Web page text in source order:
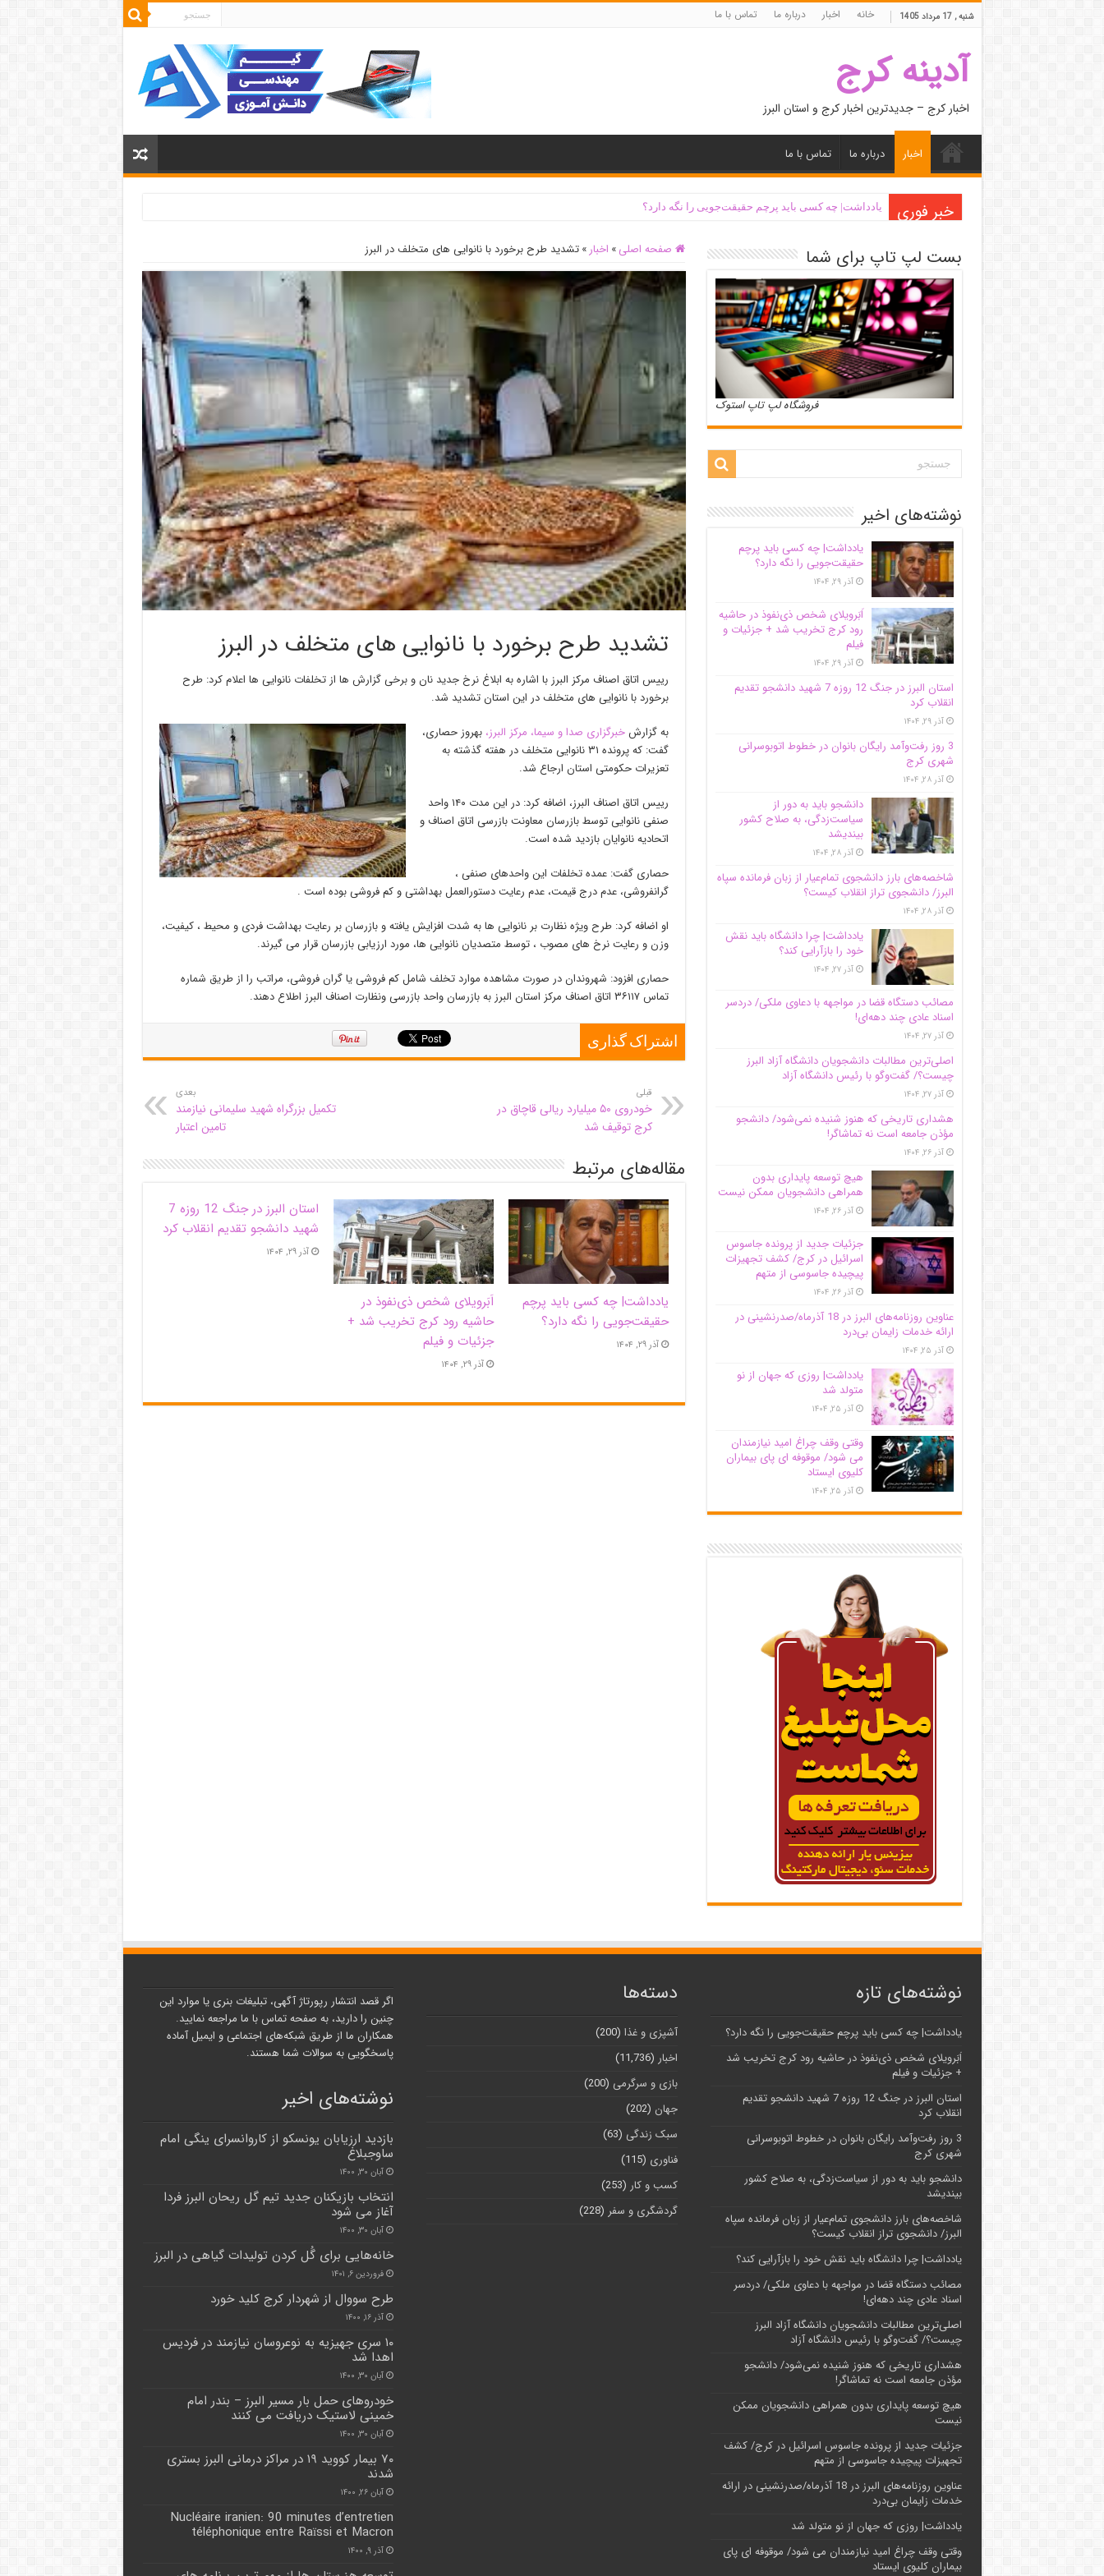
شنبه , 17 مرداد 1405 خانه اخبار درباره ما تماس با ما
آدینه کرج
اخبار کرج – جدیدترین اخبار کرج و استان البرز
اخبار درباره ما تماس با ما
خبر فوری یادداشت| ‌چه کسی باید پرچم حقیقت‌جویی را نگه دارد؟
صفحه اصلی » اخبار » تشدید طرح برخورد با نانوایی های متخلف در البرز
تشدید طرح برخورد با نانوایی های متخلف در البرز
رییس اتاق اصناف مرکز البرز با اشاره به ابلاغ نرخ جدید نان و برخی گزارش ها از تخلفات نانوایی ها اعلام کرد: طرح
برخورد با نانوایی های متخلف در این استان تشدید شد.
به گزارشخبرگزاری صدا و سیما، مرکز البرز، بهروز حصاری،
گفت: که پرونده ۳۱ نانوایی متخلف در هفته گذشته به
تعزیرات حکومتی استان ارجاع شد.
رییس اتاق اصناف البرز، اضافه کرد: در این مدت ۱۴۰ واحد
صنفی نانوایی توسط بازرسان معاونت بازرسی اتاق اصناف و
اتحادیه نانوایان بازدید شده است.
حصاری گفت: عمده تخلفات این واحدهای صنفی ،
گرانفروشی، عدم درج قیمت، عدم رعایت دستورالعمل بهداشتی و کم فروشی بوده است .
او اضافه کرد: طرح ویژه نظارت بر نانوایی ها به شدت افزایش یافته و بازرسان بر رعایت بهداشت فردی و محیط ، کیفیت،
وزن و رعایت نرخ های مصوب ، توسط متصدیان نانوایی ها، مورد ارزیابی بازرسان قرار می گیرند.
حصاری افزود: شهروندان در صورت مشاهده موارد تخلف شامل کم فروشی یا گران فروشی، مراتب را از طریق شماره
تماس ۳۶۱۱۷ اتاق اصناف مرکز استان البرز به بازرسان واحد بازرسی ونظارت اصناف البرز اطلاع دهند.
اشتراک گذاری
قبلی
خودروی ۵۰ میلیارد ریالی قاچاق در
کرج توقیف شد
بعدی
تکمیل بزرگراه شهید سلیمانی نیازمند
تامین اعتبار
مقاله‌های مرتبط
یادداشت| ‌چه کسی باید پرچم
حقیقت‌جویی را نگه دارد؟
آذر ۲۹, ۱۴۰۴
اَبَر‌ویلای شخص ذی‌نفوذ در
حاشیه‌ رود کرج تخریب شد +
جزئیات و فیلم
آذر ۲۹, ۱۴۰۴
استان البرز در جنگ 12 روزه 7
شهید دانشجو تقدیم انقلاب کرد
آذر ۲۹, ۱۴۰۴
بست لپ تاپ برای شما
فروشگاه لپ تاپ استوک
نوشته‌های اخیر
یادداشت| ‌چه کسی باید پرچم
حقیقت‌جویی را نگه دارد؟
آذر ۲۹, ۱۴۰۴
اَبَر‌ویلای شخص ذی‌نفوذ در حاشیه‌
رود کرج تخریب شد + جزئیات و
فیلم
آذر ۲۹, ۱۴۰۴
استان البرز در جنگ 12 روزه 7 شهید دانشجو تقدیم
انقلاب کرد
آذر ۲۹, ۱۴۰۴
3 روز رفت‌وآمد رایگان بانوان در خطوط اتوبوسرانی
شهری کرج
آذر ۲۸, ۱۴۰۴
دانشجو باید به دور از
سیاست‌زدگی، به صلاح کشور
بیندیشد
آذر ۲۸, ۱۴۰۴
شاخصه‌های بارز دانشجوی تمام‌عیار از زبان فرمانده سپاه
البرز/ دانشجوی تراز انقلاب کیست؟
آذر ۲۸, ۱۴۰۴
یادداشت| چرا دانشگاه باید نقش
خود را بازآرایی کند؟
آذر ۲۷, ۱۴۰۴
مصائب دستگاه قضا در مواجهه با دعاوی ملکی/ دردسر
اسناد عادی چند‌ دهه‌ای!
آذر ۲۷, ۱۴۰۴
اصلی‌ترین مطالبات دانشجویان دانشگاه آزاد البرز
چیست؟/ گفت‌وگو با رئیس دانشگاه آز‌اد
آذر ۲۷, ۱۴۰۴
هشداری تاریخی که هنوز شنیده نمی‌شود/ دانشجو
مؤذن جامعه است نه تماشاگر!
آذر ۲۶, ۱۴۰۴
هیچ توسعه پایداری بدون
همراهی دانشجویان ممکن نیست
آذر ۲۶, ۱۴۰۴
جزئیات جدید از پرونده جاسوس
اسرائیل در کرج/‌ کشف تجهیزات
پیچیده جاسوسی از متهم
آذر ۲۶, ۱۴۰۴
عناوین روزنامه‌های البرز در ‌18 آذرماه/صدرنشینی در
ارائه خدمات زایمان بی‌درد
آذر ۲۵, ۱۴۰۴
یادداشت| روزی که جهان از نو
متولد شد
آذر ۲۵, ۱۴۰۴
وقتی وقف چراغ امید نیازمندان
می شود/ موقوفه ای پای بیماران
کلیوی ایستاد
آذر ۲۵, ۱۴۰۴
نوشته‌های تازه
یادداشت| ‌چه کسی باید پرچم حقیقت‌جویی را نگه دارد؟
اَبَر‌ویلای شخص ذی‌نفوذ در حاشیه‌ رود کرج تخریب شد
+ جزئیات و فیلم
استان البرز در جنگ 12 روزه 7 شهید دانشجو تقدیم
انقلاب کرد
3 روز رفت‌وآمد رایگان بانوان در خطوط اتوبوسرانی
شهری کرج
دانشجو باید به دور از سیاست‌زدگی، به صلاح کشور
بیندیشد
شاخصه‌های بارز دانشجوی تمام‌عیار از زبان فرمانده سپاه
البرز/ دانشجوی تراز انقلاب کیست؟
یادداشت| چرا دانشگاه باید نقش خود را بازآرایی کند؟
مصائب دستگاه قضا در مواجهه با دعاوی ملکی/ دردسر
اسناد عادی چند‌ دهه‌ای!
اصلی‌ترین مطالبات دانشجویان دانشگاه آزاد البرز
چیست؟/ گفت‌وگو با رئیس دانشگاه آز‌اد
هشداری تاریخی که هنوز شنیده نمی‌شود/ دانشجو
مؤذن جامعه است نه تماشاگر!
هیچ توسعه پایداری بدون همراهی دانشجویان ممکن
نیست
جزئیات جدید از پرونده جاسوس اسرائیل در کرج/‌ کشف
تجهیزات پیچیده جاسوسی از متهم
عناوین روزنامه‌های البرز در ‌18 آذرماه/صدرنشینی در ارائه
خدمات زایمان بی‌درد
یادداشت| روزی که جهان از نو متولد شد
وقتی وقف چراغ امید نیازمندان می شود/ موقوفه ای پای
بیماران کلیوی ایستاد
دسته‌ها
آشپزی و غذا (200)
اخبار (11,736)
بازی و سرگرمی (200)
جهان (202)
سبک زندگی (63)
فناوری (115)
کسب و کار (253)
گردشگری و سفر (228)
اگر قصد انتشار رپورتاژ آگهی، تبلیغات بنری یا موارد این
چنین را دارید، به صفحه تماس با ما مراجعه نمایید.
همکاران ما از طریق شبکه‌های اجتماعی و ایمیل آماده
پاسخگویی به سوالات شما هستند.
نوشته‌های اخیر
بازدید ارزیابان یونسکو از کاروانسرای ینگی‌ امام
ساوجبلاغ
آبان ۳۰, ۱۴۰۰
انتخاب بازیکنان جدید تیم گل ریحان البرز فردا
آغاز می شود
آبان ۳۰, ۱۴۰۰
خانه‌هایی برای گُل کردن تولیدات گیاهی در البرز
فروردین ۶, ۱۴۰۱
طرح سووال از شهردار کرج کلید خورد
آذر ۱۶, ۱۴۰۰
۱۰ سری جهیزیه به نوعروسان نیازمند در فردیس
اهدا شد
آبان ۳۰, ۱۴۰۰
خودروهای حمل بار مسیر البرز – بندر امام
خمینی لاستیک دریافت می کنند
آبان ۳۰, ۱۴۰۰
۷۰ بیمار کووید ۱۹ در مراکز درمانی البرز بستری
شدند
آبان ۲۶, ۱۴۰۰
Nucléaire iranien: 90 minutes d’entretien
téléphonique entre Raïssi et Macron
آذر ۹, ۱۴۰۰